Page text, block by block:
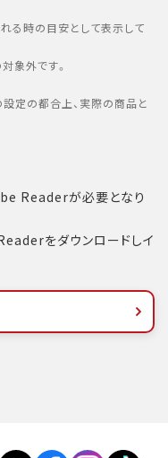
る時の目安として表示して
象外です。
設定の都合上、実際の商品と
Readerが必要となり
をダウンロードしイ